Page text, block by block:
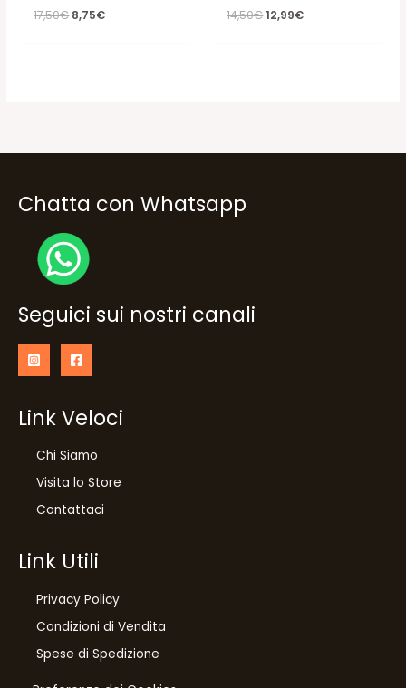
17,50€ Il
8,75€Il
14,50€Il
12,99€Il
Chatta con Whatsapp
Seguici sui nostri canali
Link Veloci
Chi Siamo
Visita lo Store
Contattaci
Link Utili
Privacy Policy
Condizioni di Vendita
Spese di Spedizionedi sconto, solo per te